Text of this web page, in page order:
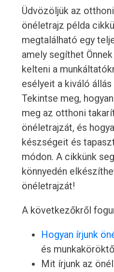
Üdvözöljük az
önéletrajz példa
megtalálható egy
amely segíthet
kelteni a
esélyeit a kiváló
Tekintse meg,
meg az otthoni
önéletrajzát, és
készségeit és
módon. A cikkünk
könnyedén
önéletrajzát!
A következőkről
Hogyan írjunk
és
Mit írjunk az